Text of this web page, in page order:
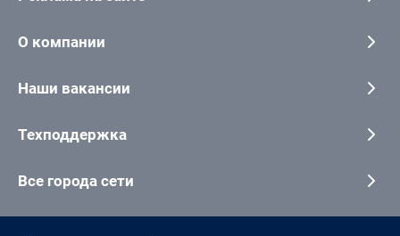
О компании
Наши вакансии
Техподдержка
Все города сети